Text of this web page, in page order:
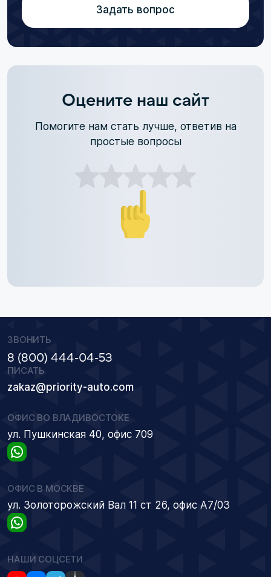
Задать вопрос
Оцените наш сайт
Помогите нам стать лучше, ответив на
простые вопросы
ЗВОНИТЬ
8 (800) 444-04-53
ПИСАТЬ
zakaz@priority-auto.com
ОФИС ВО ВЛАДИВОСТОКЕ
ул. Пушкинская 40, офис 709
ОФИС В МОСКВЕ
ул. Золоторожский Вал 11 ст 26, офис А7/03
НАШИ СОЦСЕТИ